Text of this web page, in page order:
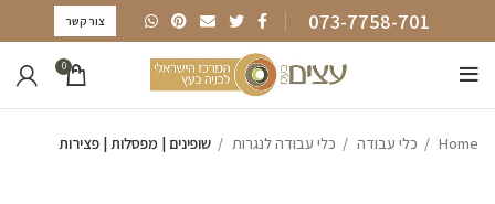
073-7758-701 צור קשר
0
Home כלי עבודה כלי עבודה לנגרות שופינים | מפסלות | פצירות